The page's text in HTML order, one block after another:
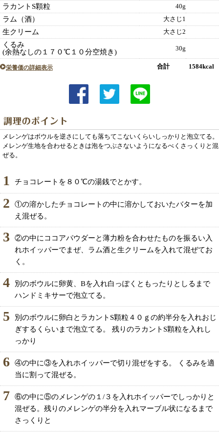
ラカントS顆粒 40g
ラム（酒） 大さじ1
生クリーム 大さじ2
くるみ
(余熱なしの１７０℃１０分空焼き)
30g
栄養価の詳細表示 合計 1584kcal
メレンゲはボウルを逆さにしても落ちてこないくらいしっかりと泡立てる。
メレンゲ生地を合わせるときは泡をつぶさないようになるべくさっくりと混
ぜる。
1 チョコレートを８０℃の湯銭でとかす。
2
①の溶かしたチョコレートの中に溶かしておいたバターを加
え混ぜる。
3
②の中にココアパウダーと薄力粉を合わせたものを振るい入
れホイッパーでまぜ、ラム酒と生クリームを入れて混ぜてお
く。
4
別のボウルに卵黄、Bを入れ白っぽくともったりとしるまで
ハンドミキサーで泡立てる。
5
別のボウルに卵白とラカントS顆粒４０ｇの約半分を入れおじ
ぎするくらいまで泡立てる。 残りのラカントS顆粒を入れし
っかり
6
④の中に③を入れホイッパーで切り混ぜをする。 くるみを適
当に割って混ぜる。
7
⑥の中に⑤のメレンゲの１/３を入れホイッパーでしっかりと
混ぜる。残りのメレンゲの半分を入れマーブル状になるまで
さっくりと